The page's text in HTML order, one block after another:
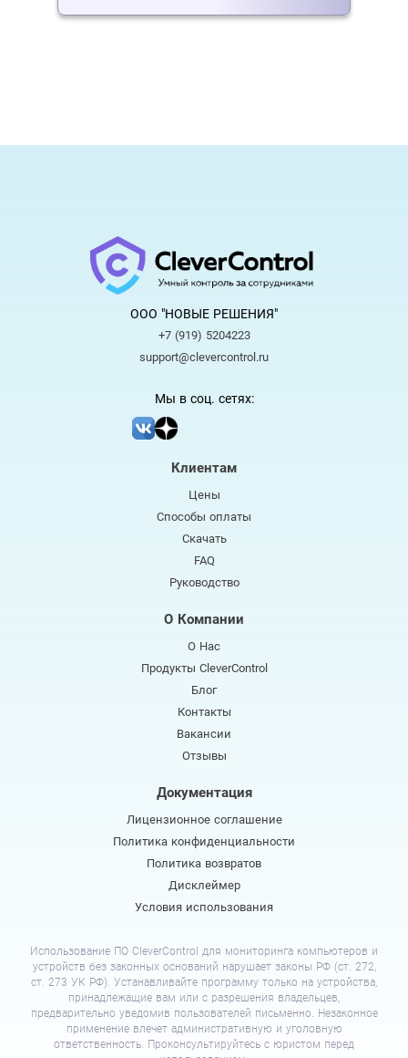
ООО "НОВЫЕ РЕШЕНИЯ"
+7 (919) 5204223
support@clevercontrol.ru
Мы в соц. сетях:
Клиентам
Цены
Способы оплаты
Скачать
FAQ
Руководство
О Компании
О Нас
Продукты CleverControl
Блог
Контакты
Вакансии
Отзывы
Документация
Лицензионное соглашение
Политика конфиденциальности
Политика возвратов
Дисклеймер
Условия использования
Использование ПО CleverControl для мониторинга компьютеров и
устройств без законных оснований нарушает законы РФ (ст. 272,
ст. 273 УК РФ). Устанавливайте программу только на устройства,
принадлежащие вам или с разрешения владельцев,
предварительно уведомив пользователей письменно. Незаконное
применение влечет административную и уголовную
ответственность. Проконсультируйтесь с юристом перед